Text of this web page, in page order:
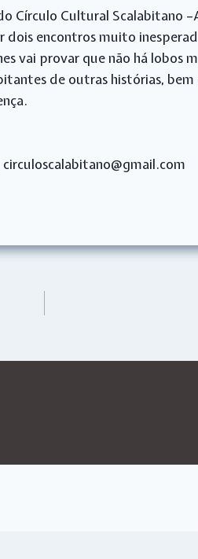
Círculo Cultural Scalabitano
encontros muito
vai provar que não há
de outras histórias,